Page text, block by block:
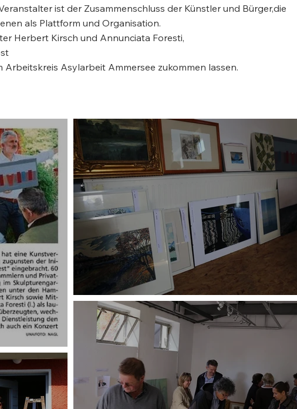
ist der Zusammenschluss der Künstler und Bürger,die
als Plattform und Organisation.
Herbert Kirsch und Annunciata Foresti,
Arbeitskreis Asylarbeit Ammersee zukommen lassen.